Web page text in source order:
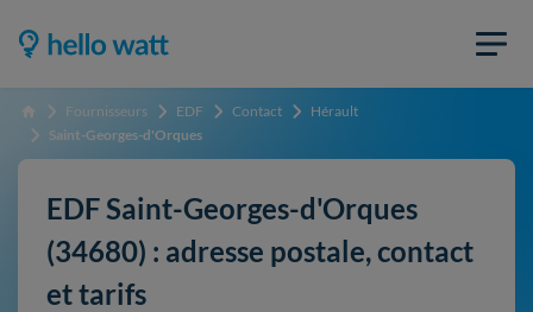
Accueil Fournisseurs EDF Contact
Hérault
Saint-Georges-d'Orques
EDF Saint-Georges-d'Orques
(34680) : adresse postale, contact
et tarifs